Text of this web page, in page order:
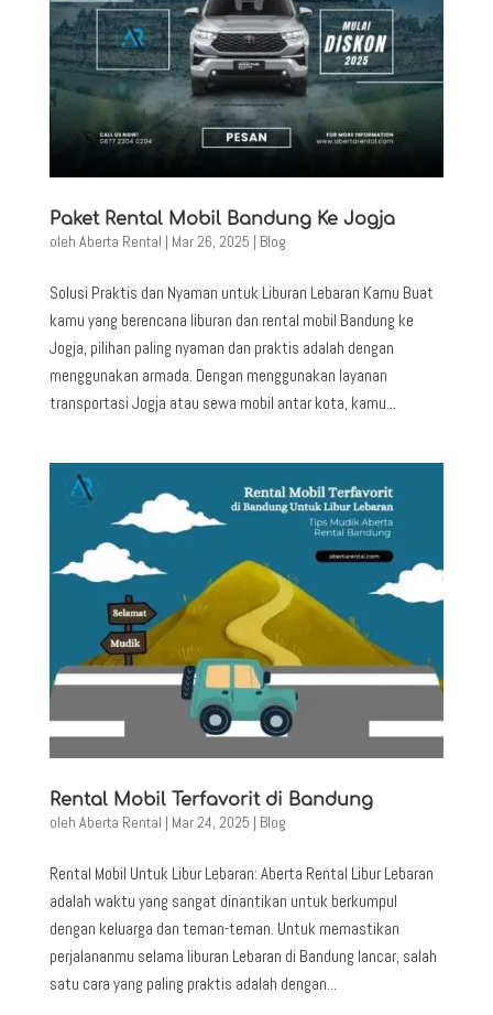
Paket Rental Mobil Bandung Ke Jogja
oleh Aberta Rental | Mar 26, 2025 | Blog
Solusi Praktis dan Nyaman untuk Liburan Lebaran Kamu Buat
kamu yang berencana liburan dan rental mobil Bandung ke
Jogja, pilihan paling nyaman dan praktis adalah dengan
menggunakan armada. Dengan menggunakan layanan
transportasi Jogja atau sewa mobil antar kota, kamu...
Rental Mobil Terfavorit di Bandung
oleh Aberta Rental | Mar 24, 2025 | Blog
Rental Mobil Untuk Libur Lebaran: Aberta Rental Libur Lebaran
adalah waktu yang sangat dinantikan untuk berkumpul
dengan keluarga dan teman-teman. Untuk memastikan
perjalananmu selama liburan Lebaran di Bandung lancar, salah
satu cara yang paling praktis adalah dengan...